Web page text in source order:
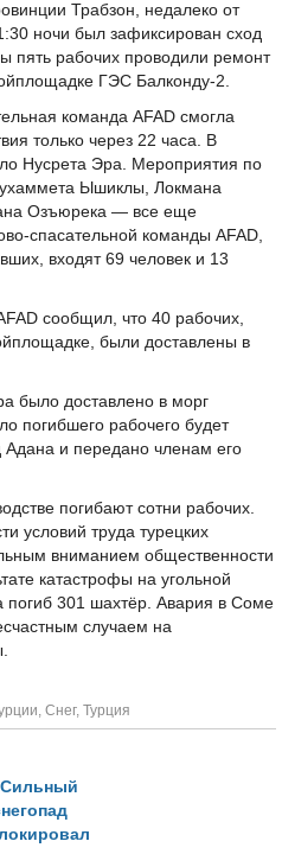
Трабзон, недалеко от
ночи был зафиксирован сход
пять рабочих проводили ремонт
ГЭС Балконду-2.
команда AFAD смогла
только через 22 часа. В
Нусрета Эра. Мероприятия по
Ышиклы, Локмана
Озъюрека — все еще
спасательной команды AFAD,
входят 69 человек и 13
сообщил, что 40 рабочих,
были доставлены в
было доставлено в морг
погибшего рабочего будет
Адана и передано членам его
погибают сотни рабочих.
условий труда турецких
вниманием общественности
катастрофы на угольной
погиб 301 шахтёр. Авария в Соме
случаем на
, Снег, Турция